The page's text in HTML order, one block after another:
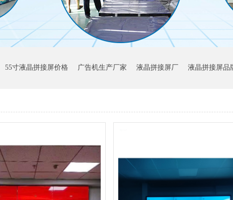
55寸液晶拼接屏价格 广告机生产厂家 液晶拼接屏厂 液晶拼接屏品